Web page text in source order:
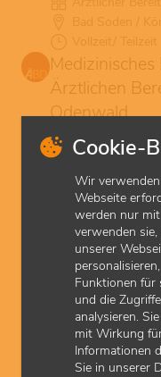
Cookie-
Wir
Webseite
werden nur
verwenden
unserer
Funktionen für
und die
analysieren.
mit Wirkung
Informationen
Sie in unserer
Ärztlichen
Odenwald
Ärztlicher
Hier war
offenen Stellen
bei der KVH
zuletzt aktualisiert